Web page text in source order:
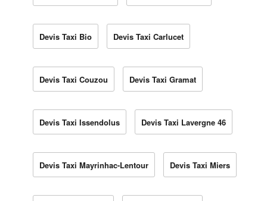
Devis Taxi Bio Devis Taxi Carlucet
Devis Taxi Couzou Devis Taxi Gramat
Devis Taxi Issendolus Devis Taxi Lavergne 46
Devis Taxi Mayrinhac-Lentour Devis Taxi Miers